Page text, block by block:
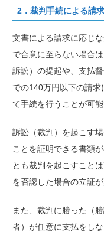
2．裁判手続による請求
文書による請求に応じ
で合意に至らない場合
訴訟）の提起や、支払
での140万円以下の請
て手続を行うことが可能
訴訟（裁判）を起こす
ことを証明できる書類
とも裁判を起こすこと
を否認した場合の立証
また、裁判に勝った（
者）が任意に支払をし